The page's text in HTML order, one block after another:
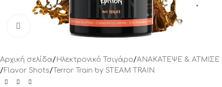
Click to enlarge
Αρχική σελίδα/ Ηλεκτρονικό Τσιγάρο/ΑΝΑΚΑΤΕΨΕ & ΑΤΜΙΣΕ
/Flavor Shots/ Terror Train by STEAM TRAIN